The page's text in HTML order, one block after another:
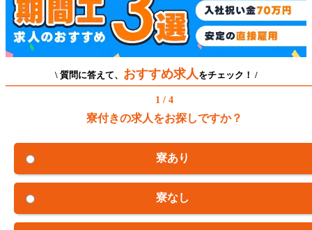
\ 質問に答えて、 おすすめ求人 をチェック！ /
1 / 4
寮付きの求人をお探しですか？
寮あり
寮なし